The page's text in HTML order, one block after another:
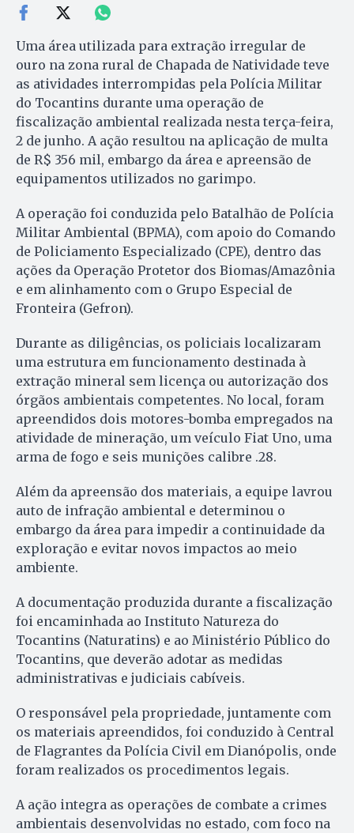
Uma área utilizada para extração irregular de
ouro na zona rural de Chapada de Natividade teve
as atividades interrompidas pela Polícia Militar
do Tocantins durante uma operação de
fiscalização ambiental realizada nesta terça-feira,
2 de junho. A ação resultou na aplicação de multa
de R$ 356 mil, embargo da área e apreensão de
equipamentos utilizados no garimpo.
A operação foi conduzida pelo Batalhão de Polícia
Militar Ambiental (BPMA), com apoio do Comando
de Policiamento Especializado (CPE), dentro das
ações da Operação Protetor dos Biomas/Amazônia
e em alinhamento com o Grupo Especial de
Fronteira (Gefron).
Durante as diligências, os policiais localizaram
uma estrutura em funcionamento destinada à
extração mineral sem licença ou autorização dos
órgãos ambientais competentes. No local, foram
apreendidos dois motores-bomba empregados na
atividade de mineração, um veículo Fiat Uno, uma
arma de fogo e seis munições calibre .28.
Além da apreensão dos materiais, a equipe lavrou
auto de infração ambiental e determinou o
embargo da área para impedir a continuidade da
exploração e evitar novos impactos ao meio
ambiente.
A documentação produzida durante a fiscalização
foi encaminhada ao Instituto Natureza do
Tocantins (Naturatins) e ao Ministério Público do
Tocantins, que deverão adotar as medidas
administrativas e judiciais cabíveis.
O responsável pela propriedade, juntamente com
os materiais apreendidos, foi conduzido à Central
de Flagrantes da Polícia Civil em Dianópolis, onde
foram realizados os procedimentos legais.
A ação integra as operações de combate a crimes
ambientais desenvolvidas no estado, com foco na